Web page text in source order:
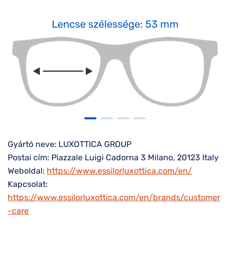
Lencse szélessége: 53 mm
Gyártó neve: LUXOTTICA GROUP
Postai cím: Piazzale Luigi Cadorna 3 Milano, 20123 Italy
Weboldal: https://www.essilorluxottica.com/en/
Kapcsolat:
https://www.essilorluxottica.com/en/brands/customer
-care